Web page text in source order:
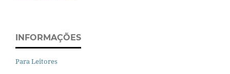
INFORMAÇÕES
Para Leitores